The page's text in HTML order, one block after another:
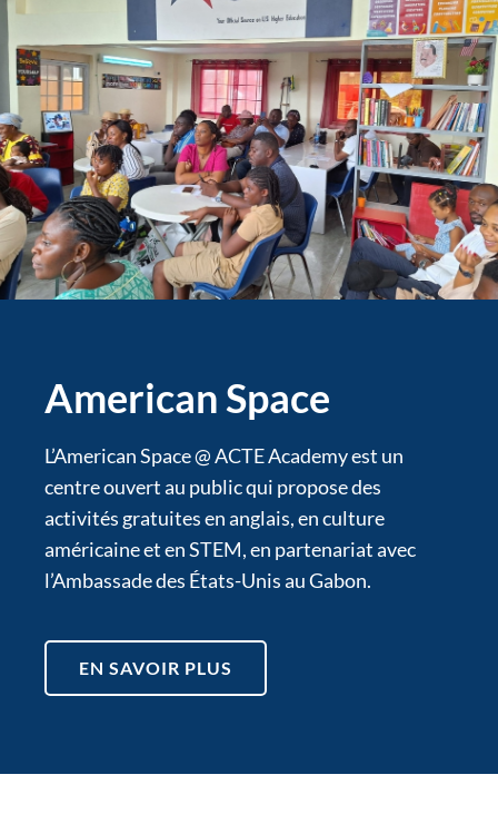
American Space
L’American Space @ ACTE Academy est un
centre ouvert au public qui propose des
activités gratuites en anglais, en culture
américaine et en STEM, en partenariat avec
l’Ambassade des États-Unis au Gabon.
EN SAVOIR PLUS